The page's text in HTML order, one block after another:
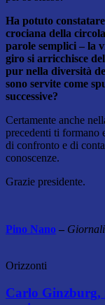
Ha potuto
crociana della
parole semplici – la
giro si arricchisce
pur nella diversità
sono servite come
successive?
Certamente anche
precedenti ti formano
di confronto e di
conoscenze.
Grazie presidente.
Pino Nano –
Orizzonti
Carlo Ginzburg,